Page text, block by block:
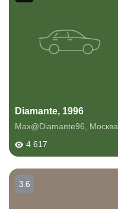
Diamante, 1996
Max@Diamante96
Москва
4 617
3.6